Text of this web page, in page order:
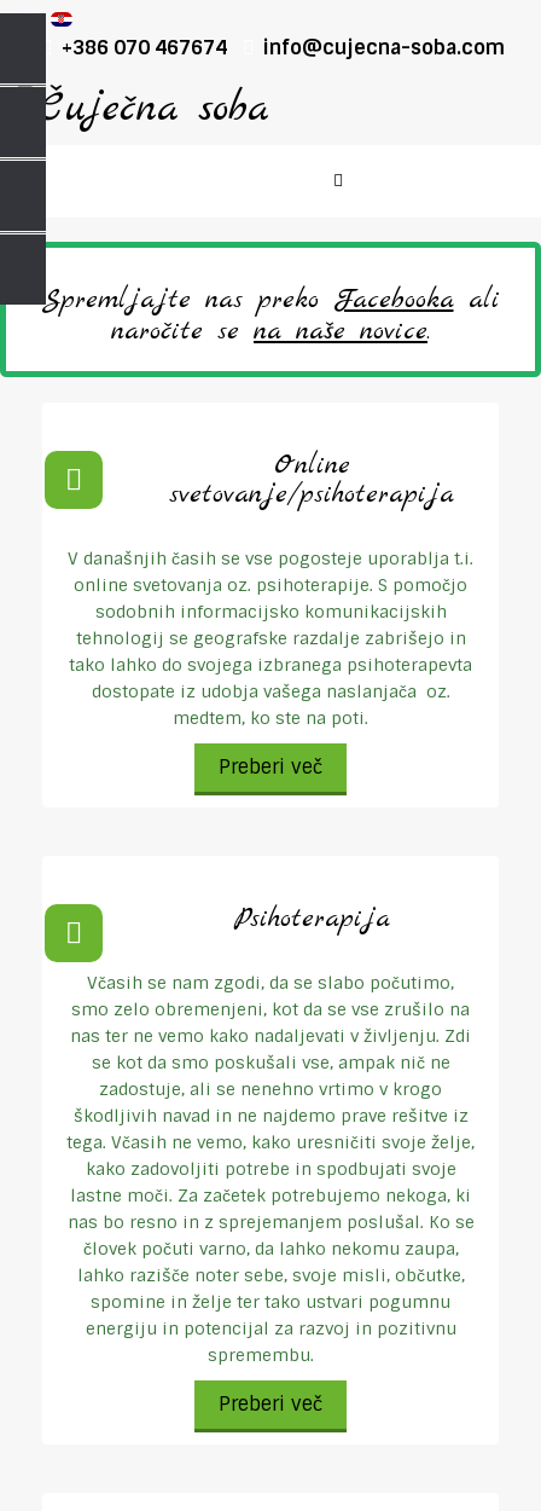
+386 070 467674 info@cujecna-soba.com
Spremljajte nas preko Facebookaali
naročite se na naše novice.
Online
svetovanje/psihoterapija
V današnjih časih se vse pogosteje uporablja t.i.
online svetovanja oz. psihoterapije. S pomočjo
sodobnih informacijsko komunikacijskih
tehnologij se geografske razdalje zabrišejo in
tako lahko do svojega izbranega psihoterapevta
dostopate iz udobja vašega naslanjača oz.
medtem, ko ste na poti.
Preberi več
Psihoterapija
Včasih se nam zgodi, da se slabo počutimo,
smo zelo obremenjeni, kot da se vse zrušilo na
nas ter ne vemo kako nadaljevati v življenju. Zdi
se kot da smo poskušali vse, ampak nič ne
zadostuje, ali se nenehno vrtimo v krogo
škodljivih navad in ne najdemo prave rešitve iz
tega. Včasih ne vemo, kako uresničiti svoje želje,
kako zadovoljiti potrebe in spodbujati svoje
lastne moči. Za začetek potrebujemo nekoga, ki
nas bo resno in z sprejemanjem poslušal. Ko se
človek počuti varno, da lahko nekomu zaupa,
lahko razišče noter sebe, svoje misli, občutke,
spomine in želje ter tako ustvari pogumnu
energiju in potencijal za razvoj in pozitivnu
spremembu.
Preberi več